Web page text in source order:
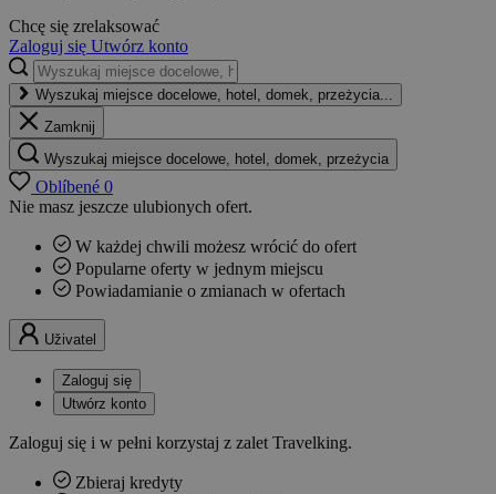
Chcę się zrelaksować
Zaloguj się Utwórz konto
Wyszukaj miejsce docelowe, hotel, domek, przeżycia...
Zamknij
Wyszukaj miejsce docelowe, hotel, domek, przeżycia
Oblíbené 0
Nie masz jeszcze ulubionych ofert.
W każdej chwili możesz wrócić do ofert
Popularne oferty w jednym miejscu
Powiadamianie o zmianach w ofertach
Uživatel
Zaloguj się
Utwórz konto
Zaloguj się i w pełni korzystaj z zalet Travelking.
Zbieraj kredyty